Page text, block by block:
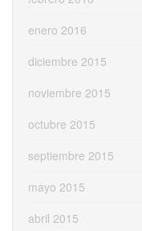
enero 2016
diciembre 2015
noviembre 2015
octubre 2015
septiembre 2015
mayo 2015
abril 2015